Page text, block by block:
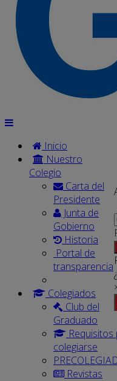
Inicio
Nuestro
Colegio
Carta del
Presidente
Junta de
Gobierno
Historia
Portal de
transparencia
Colegiados
Club del
Graduado
Requisitos
colegiarse
Revistas